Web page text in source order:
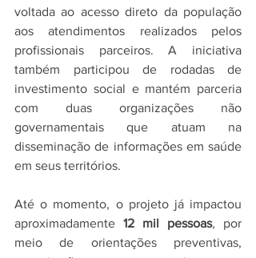
voltada ao acesso direto da população
aos atendimentos realizados pelos
profissionais parceiros. A iniciativa
também participou de rodadas de
investimento social e mantém parceria
com duas organizações não
governamentais que atuam na
disseminação de informações em saúde
em seus territórios.
Até o momento, o projeto já impactou
aproximadamente 12 mil pessoas, por
meio de orientações preventivas,